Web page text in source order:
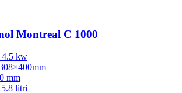
Montreal C 1000
4.5 kw
mm
5.8 litri